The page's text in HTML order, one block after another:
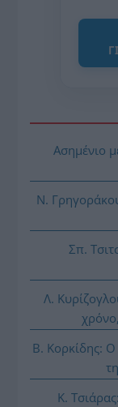
Ασημένιο
Ν.
Σπ.
Λ.
Β. Κορκίδης:
Κ.